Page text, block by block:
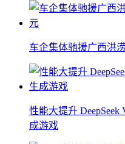
车企集体驰援广西洪
性能大提升
成游戏